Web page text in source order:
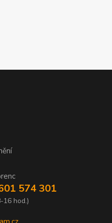
574 301
16 hod.)